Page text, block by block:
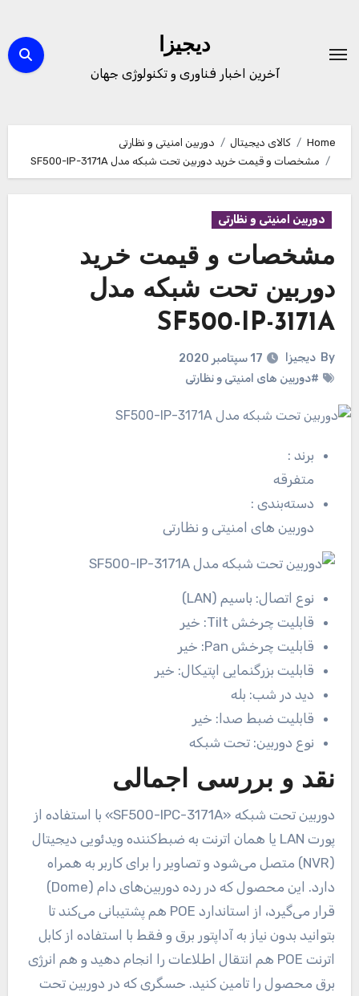
content
دیجیزا
آخرین اخبار فناوری و تکنولوژی جهان
Home کالای دیجیتال
دوربین امنیتی و نظارتی
مشخصات و قیمت خرید دوربین تحت شبکه مدل SF500-IP-3171A
دوربین امنیتی و نظارتی
مشخصات و قیمت خرید
دوربین تحت شبکه مدل
SF500-IP-3171A
By دیجیزا
17 سپتامبر 2020
#دوربین های امنیتی و نظارتی
برند:
متفرقه
دسته‌بندی:
دوربین های امنیتی و نظارتی
نوع اتصال: باسیم (LAN)
قابلیت چرخش Tilt:
خیر
قابلیت چرخش Pan:
خیر
قابلیت بزرگنمایی اپتیکال: خیر
دید در شب: بله
قابلیت ضبط صدا: خیر
نوع دوربین: تحت شبکه
نقد و بررسی اجمالی
دوربین تحت شبکه «SF500-IPC-3171A» با استفاده از
پورت LAN یا همان اترنت به ضبط‌کننده ویدئویی دیجیتال
(NVR) متصل می‌شود و تصاویر را برای کاربر به همراه
دارد. این محصول که در رده دوربین‌های دام (Dome)
قرار می‌گیرد، از استاندارد POE هم پشتیبانی می‌کند تا
بتوانید بدون نیاز به آداپتور برق و فقط با استفاده از کابل
اترنت POE هم انتقال اطلاعات را انجام دهید و هم انرژی
برق محصول را تامین کنید. حسگری که در دوربین تحت